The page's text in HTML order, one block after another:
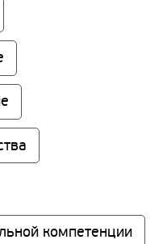
компетенции